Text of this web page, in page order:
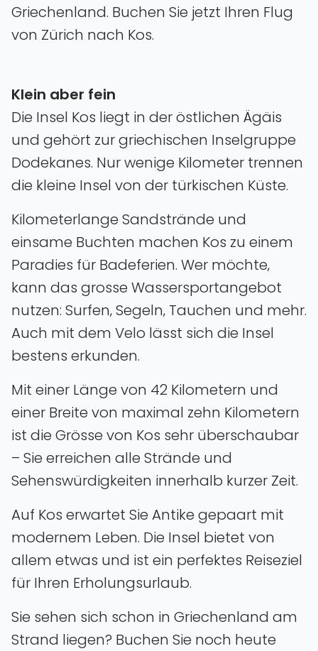
Griechenland. Buchen Sie jetzt Ihren Flug
von Zürich nach Kos.
Klein aber fein
Die Insel Kos liegt in der östlichen Ägäis
und gehört zur griechischen Inselgruppe
Dodekanes. Nur wenige Kilometer trennen
die kleine Insel von der türkischen Küste.
Kilometerlange Sandstrände und
einsame Buchten machen Kos zu einem
Paradies für Badeferien. Wer möchte‚
kann das grosse Wassersportangebot
nutzen: Surfen‚ Segeln‚ Tauchen und mehr.
Auch mit dem Velo lässt sich die Insel
bestens erkunden.
Mit einer Länge von 42 Kilometern und
einer Breite von maximal zehn Kilometern
ist die Grösse von Kos sehr überschaubar
– Sie erreichen alle Strände und
Sehenswürdigkeiten innerhalb kurzer Zeit.
Auf Kos erwartet Sie Antike gepaart mit
modernem Leben. Die Insel bietet von
allem etwas und ist ein perfektes Reiseziel
für Ihren Erholungsurlaub.
Sie sehen sich schon in Griechenland am
Strand liegen? Buchen Sie noch heute